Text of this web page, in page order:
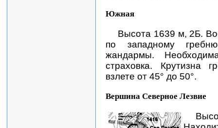
Южная
Высота 1639 м, 2Б.
по западному
жандармы.
страховка. Крутизна
взлете от 45° до 50°.
Вершина Северное Лезвие